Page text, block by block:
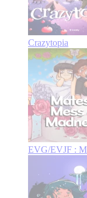
Crazytopia
EVG/EVJF :